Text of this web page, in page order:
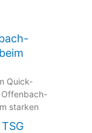
Quick-
Offenbach-
starken